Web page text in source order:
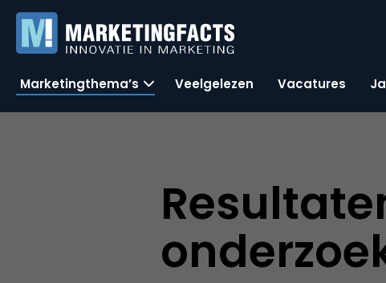
Marketingthema’s Veelgelezen Vacatures